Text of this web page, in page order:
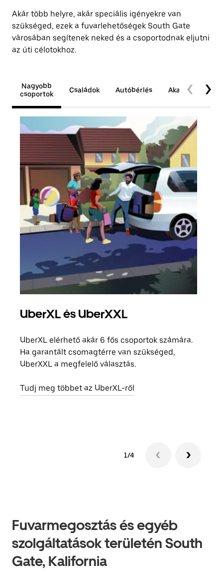
Akár több helyre, akár speciális igényekre van
szükséged, ezek a fuvarlehetőségek South Gate
városában segítenek neked és a csoportodnak eljutni
az úti célotokhoz.
Nagyobb
csoportok
Családok Autóbérlés
UberXL és UberXXL
UberXL elérhető akár 6 fős csoportok számára.
Ha garantált csomagtérre van szükséged,
UberXXL a megfelelő választás.
Tudj meg többet az UberXL-ről
1/4
Fuvarmegosztás és egyéb
szolgáltatások területén South
Gate, Kalifornia